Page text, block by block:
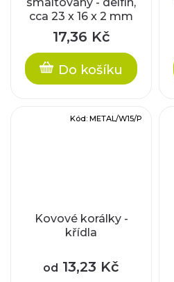
cca 23 x 16 x 2 mm
17,36 Kč
Do košíku
Kovové korálky -
křídla
od 13,23 Kč
Kód: METAL/W15/P